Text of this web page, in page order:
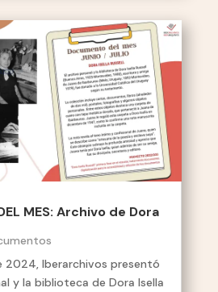
MES: Archivo de Dora
2024, Iberarchivos presentó
y la biblioteca de Dora Isella